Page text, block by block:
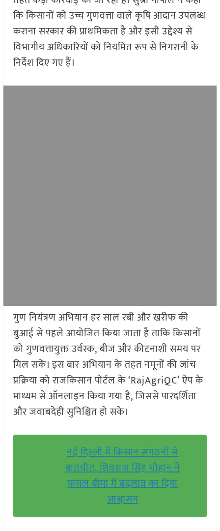
कि किसानों को उच्च गुणवत्ता वाले कृषि आदान उपलब्ध
कराना सरकार की प्राथमिकता है और इसी उद्देश्य से
विभागीय अधिकारियों को नियमित रूप से निगरानी के
निर्देश दिए गए हैं।
गुण नियंत्रण अभियान हर साल रबी और खरीफ की
बुआई से पहले आयोजित किया जाता है ताकि किसानों
को गुणवत्तायुक्त उर्वरक, बीज और कीटनाशी समय पर
मिल सकें। इस बार अभियान के तहत नमूनों की जांच
प्रक्रिया को राजकिसान पोर्टल के ‘RajAgriQC’ ऐप के
माध्यम से ऑनलाइन किया गया है, जिससे पारदर्शिता
और जवाबदेही सुनिश्चित हो सके।
नई दिल्ली में किसान संगठनों से
बातचीत, शिवराज सिंह चौहान ने
फसल बीमा में बदलाव का दिया
आश्वासन